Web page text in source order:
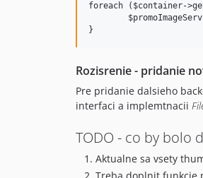
foreach ($container-
Rozisrenie - pridanie
Pre pridanie dalsieho
interfaci a implemtnacii
TODO - co by bolo
Aktualne sa vsety
Treba doplnit funkcie